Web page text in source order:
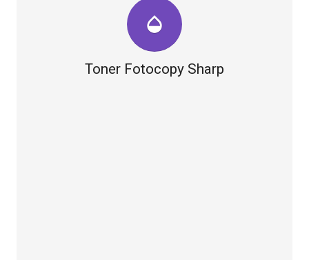
opacity
Toner Fotocopy Sharp